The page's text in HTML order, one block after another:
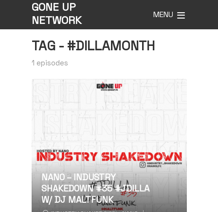
GONE UP
NETWORK
MENU
TAG - #DILLAMONTH
1 episodes
NANO – INDUSTRY
SHAKEDOWN #35 #JDILLA
W/ DJ MALTFUNK